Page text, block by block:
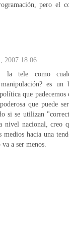
pero el
2007 18:06
la tele como
es un
que padecemos
que puede
si se utilizan
nivel nacional, creo
medios hacia una
a ser menos.